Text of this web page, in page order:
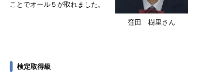
窪田 樹里さん
ことでオール５が取れました。
検定取得級